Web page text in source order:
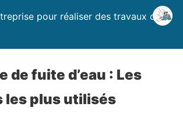
pour réaliser des travaux dans
de fuite d’eau : Les
les plus utilisés